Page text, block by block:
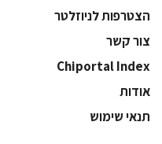
הצטרפות לניוזלטר
צור קשר
Chiportal Index
אודות
תנאי שימוש